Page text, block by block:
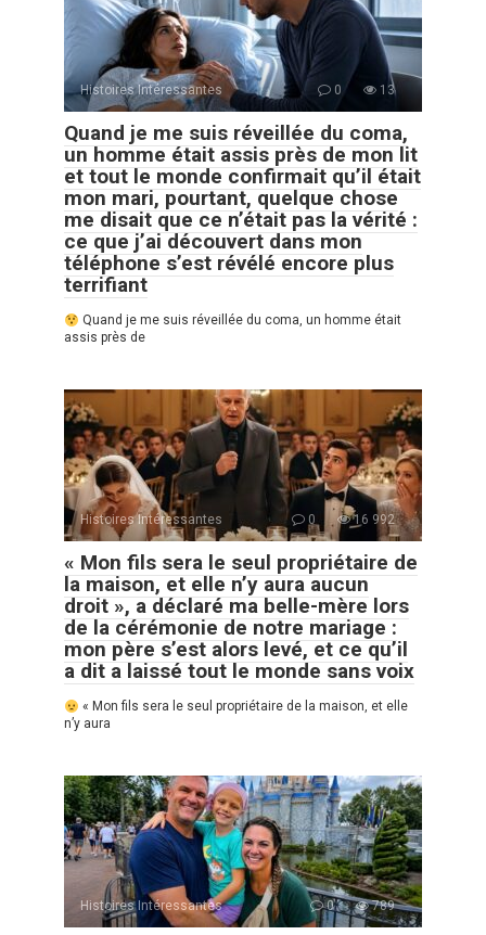
Histoires Intéressantes 0 13
Quand je me suis réveillée du coma,
un homme était assis près de mon lit
et tout le monde confirmait qu’il était
mon mari, pourtant, quelque chose
me disait que ce n’était pas la vérité :
ce que j’ai découvert dans mon
téléphone s’est révélé encore plus
terrifiant
Quand je me suis réveillée du coma, un homme était
assis près de
Histoires Intéressantes 0 16 992
« Mon fils sera le seul propriétaire de
la maison, et elle n’y aura aucun
droit », a déclaré ma belle-mère lors
de la cérémonie de notre mariage :
mon père s’est alors levé, et ce qu’il
a dit a laissé tout le monde sans voix
« Mon fils sera le seul propriétaire de la maison, et elle
n’y aura
Histoires Intéressantes 0 789